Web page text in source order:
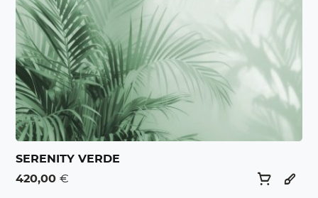
SERENITY VERDE
420,00€